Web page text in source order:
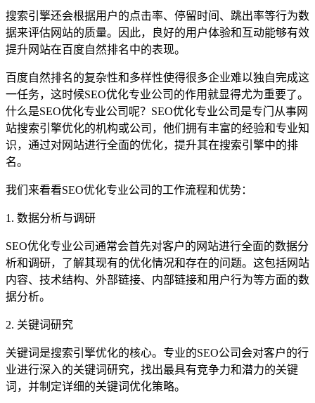
搜索引擎还会根据用户的点击率、停留时间、跳出率等行为数
据来评估网站的质量。因此，良好的用户体验和互动能够有效
提升网站在百度自然排名中的表现。
百度自然排名的复杂性和多样性使得很多企业难以独自完成这
一任务，这时候SEO优化专业公司的作用就显得尤为重要了。
什么是SEO优化专业公司呢？SEO优化专业公司是专门从事网
站搜索引擎优化的机构或公司，他们拥有丰富的经验和专业知
识，通过对网站进行全面的优化，提升其在搜索引擎中的排
名。
我们来看看SEO优化专业公司的工作流程和优势：
1. 数据分析与调研
SEO优化专业公司通常会首先对客户的网站进行全面的数据分
析和调研，了解其现有的优化情况和存在的问题。这包括网站
内容、技术结构、外部链接、内部链接和用户行为等方面的数
据分析。
2. 关键词研究
关键词是搜索引擎优化的核心。专业的SEO公司会对客户的行
业进行深入的关键词研究，找出最具有竞争力和潜力的关键
词，并制定详细的关键词优化策略。